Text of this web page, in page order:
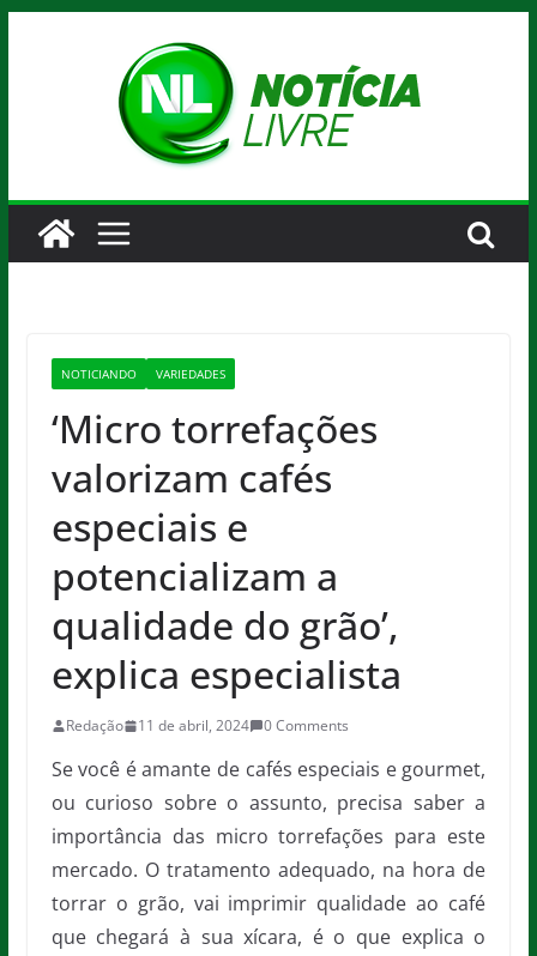
NOTICIANDO VARIEDADES
‘Micro torrefações
valorizam cafés
especiais e
potencializam a
qualidade do grão’,
explica especialista
Redação 11 de abril, 2024 0 Comments
Se você é amante de cafés especiais e gourmet,
ou curioso sobre o assunto, precisa saber a
importância das micro torrefações para este
mercado. O tratamento adequado, na hora de
torrar o grão, vai imprimir qualidade ao café
que chegará à sua xícara, é o que explica o